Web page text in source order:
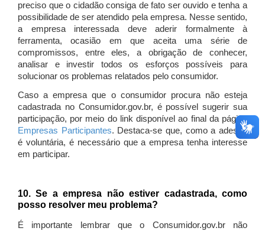
preciso que o cidadão consiga de fato ser ouvido e tenha a
possibilidade de ser atendido pela empresa. Nesse sentido,
a empresa interessada deve aderir formalmente à
ferramenta, ocasião em que aceita uma série de
compromissos, entre eles, a obrigação de conhecer,
analisar e investir todos os esforços possíveis para
solucionar os problemas relatados pelo consumidor.
Caso a empresa que o consumidor procura não esteja
cadastrada no Consumidor.gov.br, é possível sugerir sua
participação, por meio do link disponível ao final da página
Empresas Participantes. Destaca-se que, como a adesão
é voluntária, é necessário que a empresa tenha interesse
em participar.
10. Se a empresa não estiver cadastrada, como
posso resolver meu problema?
É importante lembrar que o Consumidor.gov.br não